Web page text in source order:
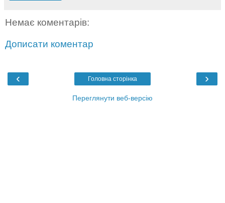
Немає коментарів:
Дописати коментар
‹ ›
Головна сторінка
Переглянути веб-версію